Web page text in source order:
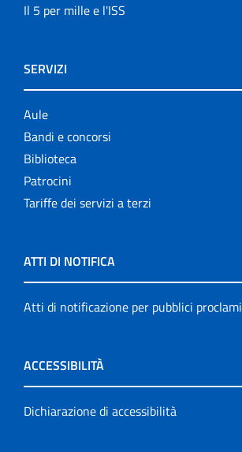
Il 5 per mille e l'ISS
SERVIZI
Aule
Bandi e concorsi
Biblioteca
Patrocini
Tariffe dei servizi a terzi
ATTI DI NOTIFICA
Atti di notificazione per pubblici proclami
ACCESSIBILITÀ
Dichiarazione di accessibilità